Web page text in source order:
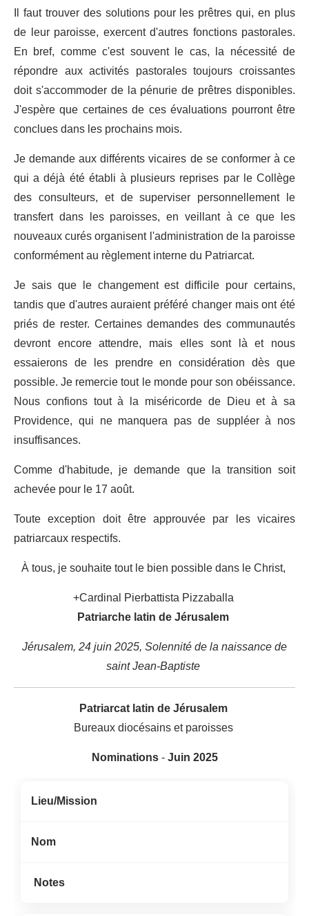
Il faut trouver des solutions pour les prêtres qui, en plus
de leur paroisse, exercent d'autres fonctions pastorales.
En bref, comme c'est souvent le cas, la nécessité de
répondre aux activités pastorales toujours croissantes
doit s'accommoder de la pénurie de prêtres disponibles.
J'espère que certaines de ces évaluations pourront être
conclues dans les prochains mois.
Je demande aux différents vicaires de se conformer à ce
qui a déjà été établi à plusieurs reprises par le Collège
des consulteurs, et de superviser personnellement le
transfert dans les paroisses, en veillant à ce que les
nouveaux curés organisent l'administration de la paroisse
conformément au règlement interne du Patriarcat.
Je sais que le changement est difficile pour certains,
tandis que d'autres auraient préféré changer mais ont été
priés de rester. Certaines demandes des communautés
devront encore attendre, mais elles sont là et nous
essaierons de les prendre en considération dès que
possible. Je remercie tout le monde pour son obéissance.
Nous confions tout à la miséricorde de Dieu et à sa
Providence, qui ne manquera pas de suppléer à nos
insuffisances.
Comme d'habitude, je demande que la transition soit
achevée pour le 17 août.
Toute exception doit être approuvée par les vicaires
patriarcaux respectifs.
À tous, je souhaite tout le bien possible dans le Christ,
+Cardinal Pierbattista Pizzaballa
Patriarche latin de Jérusalem
Jérusalem, 24 juin 2025,Solennité de la naissance de
saint Jean-Baptiste
Patriarcat latin de Jérusalem
Bureaux diocésains et paroisses
Nominations-Juin 2025
Lieu/Mission
Nom
Notes